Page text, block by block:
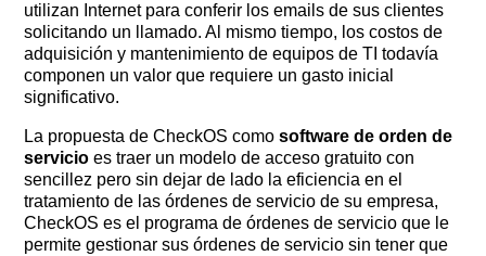
utilizan Internet para conferir los emails de sus clientes
solicitando un llamado. Al mismo tiempo, los costos de
adquisición y mantenimiento de equipos de TI todavía
componen un valor que requiere un gasto inicial
significativo.
La propuesta de CheckOS comosoftware de orden de
servicio es traer un modelo de acceso gratuito con
sencillez pero sin dejar de lado la eficiencia en el
tratamiento de las órdenes de servicio de su empresa,
CheckOS es el programa de órdenes de servicio que le
permite gestionar sus órdenes de servicio sin tener que